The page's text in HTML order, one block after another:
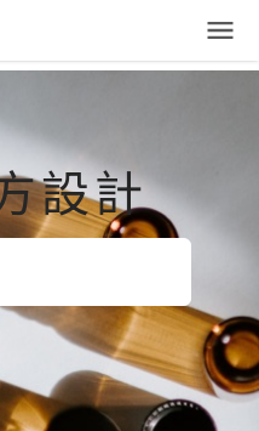
設計